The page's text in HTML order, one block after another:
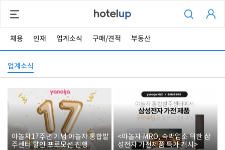
채용 인재 업계소식 구매/견적 부동산
업계소식
야놀자17주년 기념 야놀자 통합발
주센터 할인 프로모션 진행
<야놀자 MRO, 숙박업소 위한 삼
성전자 가전제품 특가 개시>